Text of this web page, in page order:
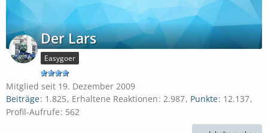
Der Lars
Easygoer
Mitglied seit 19. Dezember 2009
Beiträge 1.825 Erhaltene Reaktionen 2.987 Punkte 12.137
Profil-Aufrufe 562